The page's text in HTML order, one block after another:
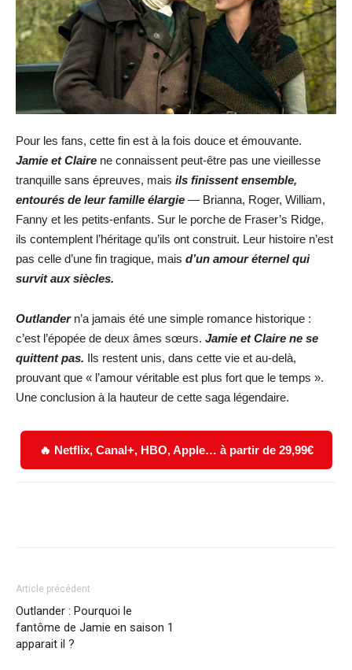
Pour les fans, cette fin est à la fois douce et émouvante.
Jamie et Claire ne connaissent peut-être pas une vieillesse
tranquille sans épreuves, mais ils finissent ensemble,
entourés de leur famille élargie — Brianna, Roger, William,
Fanny et les petits-enfants. Sur le porche de Fraser’s Ridge,
ils contemplent l’héritage qu’ils ont construit. Leur histoire n’est
pas celle d’une fin tragique, mais d’un amour éternel qui
survit aux siècles.
Outlander n’a jamais été une simple romance historique :
c’est l’épopée de deux âmes sœurs. Jamie et Claire ne se
quittent pas. Ils restent unis, dans cette vie et au-delà,
prouvant que « l’amour véritable est plus fort que le temps ».
Une conclusion à la hauteur de cette saga légendaire.
🔥 Netflix, Canal+, HBO, Apple… à partir de 29,99€
Article précédent
Outlander : Pourquoi le
fantôme de Jamie en saison 1
apparait il ?